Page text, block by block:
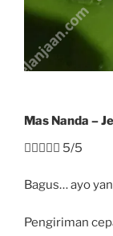
Mas Nanda –
 5/5
Bagus… ayo
Pengiriman